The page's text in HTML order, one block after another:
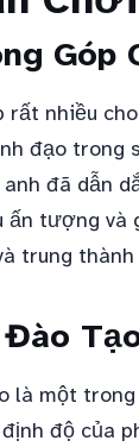
Góp
rất nhiều
đạo trong
đã dẫn
ấn tượng và
trung thành
là một
độ của